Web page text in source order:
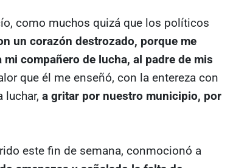
como muchos quizá que los políticos
un corazón destrozado, porque me
compañero de lucha, al padre de mis
que él me enseñó, con la entereza con
luchar, a gritar por nuestro municipio, por
este fin de semana, conmocionó a